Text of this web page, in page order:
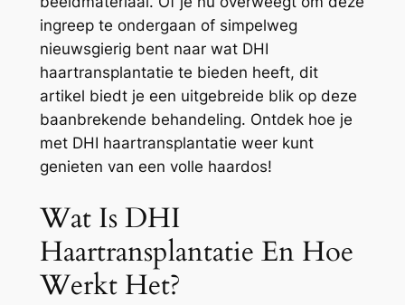
ingreep te ondergaan of simpelweg
nieuwsgierig bent naar wat DHI
haartransplantatie te bieden heeft, dit
artikel biedt je een uitgebreide blik op deze
baanbrekende behandeling. Ontdek hoe je
met DHI haartransplantatie weer kunt
genieten van een volle haardos!
Wat Is DHI
Haartransplantatie En Hoe
Werkt Het?